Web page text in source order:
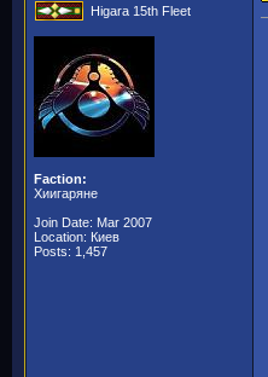
Higara 15th Fleet
Faction:
Хиигаряне
Join Date: Mar 2007
Location: Киев
Posts: 1,457